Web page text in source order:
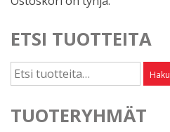
ETSI TUOTTEITA
Etsi: Haku
TUOTERYHMÄT